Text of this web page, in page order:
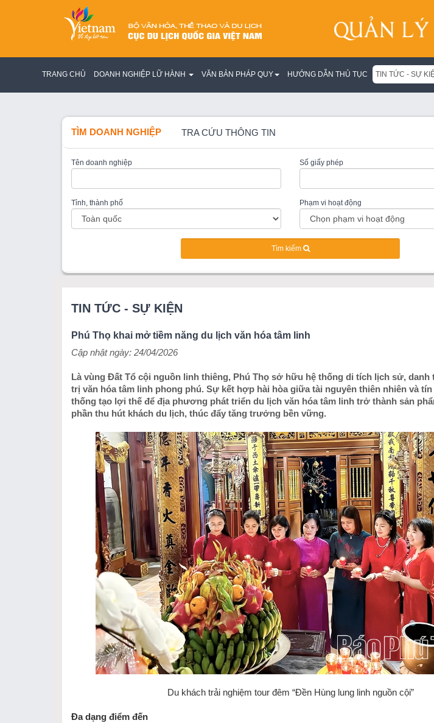
TRANG CHỦ DOANH NGHIỆP LỮ HÀNH VĂN BẢN PHÁP QUY HƯỚNG DẪN THỦ TỤC TIN TỨC - SỰ
TÌM DOANH NGHIỆP TRA CỨU THÔNG TIN
Tên doanh nghiệp Số giấy phép
Tỉnh, thành phố Phạm vi hoạt động
Tìm kiếm
TIN TỨC - SỰ KIỆN
Phú Thọ khai mở tiềm năng du lịch văn hóa tâm linh
Cập nhật ngày: 24/04/2026
Là vùng Đất Tổ cội nguồn linh thiêng, Phú Thọ sở hữu hệ thống di tích lịch sử, danh
trị văn hóa tâm linh phong phú. Sự kết hợp hài hòa giữa tài nguyên thiên nhiên và
thống tạo lợi thế để địa phương phát triển du lịch văn hóa tâm linh trở thành sản
phần thu hút khách du lịch, thúc đẩy tăng trưởng bền vững.
Du khách trải nghiệm tour đêm “Đền Hùng lung linh nguồn cội”
Đa dạng điểm đến